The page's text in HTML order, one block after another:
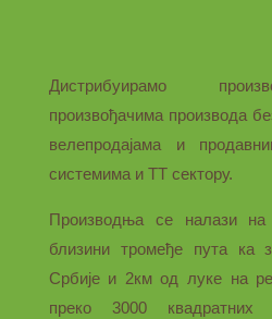
Дистрибуирамо
произвођачима производа
велепродајама и
системима и ТТ сектору.
Производња се налази
близини тромеђе пута ка
Србије и 2км од луке на
преко 3000 квадратних